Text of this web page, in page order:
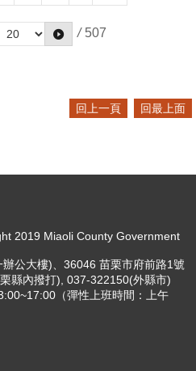
/ 507
回上一頁 回最上面
2019 Miaoli County Government
公大樓)、36046 苗栗市府前路1號
縣內撥打), 037-322150(外縣市)
（彈性上班時間：上午